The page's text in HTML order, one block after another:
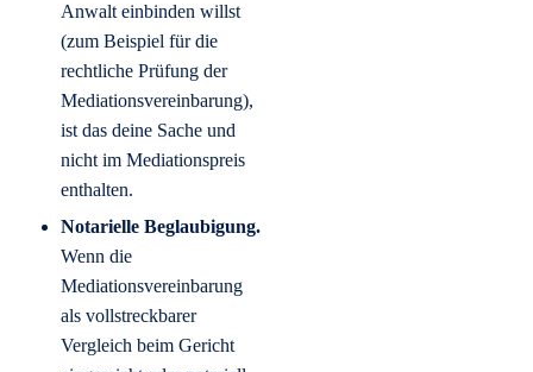
Anwalt einbinden willst
(zum Beispiel für die
rechtliche Prüfung der
Mediationsvereinbarung),
ist das deine Sache und
nicht im Mediationspreis
enthalten.
Notarielle Beglaubigung.
Wenn die
Mediationsvereinbarung
als vollstreckbarer
Vergleich beim Gericht